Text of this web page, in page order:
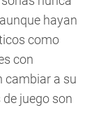
hayan
como
con
cambiar a su
de juego son